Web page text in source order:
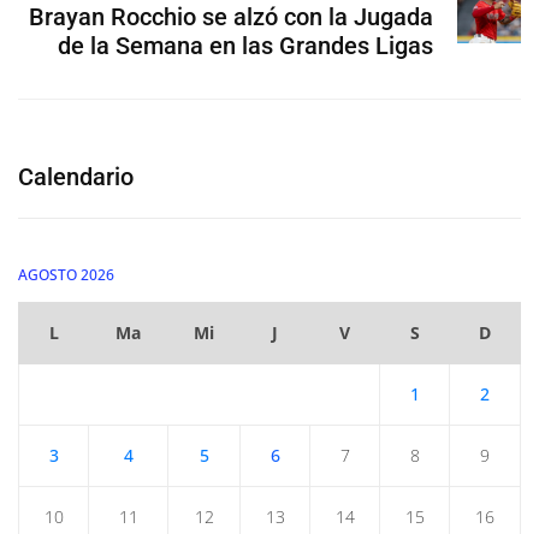
Brayan Rocchio se alzó con la Jugada
de la Semana en las Grandes Ligas
Calendario
AGOSTO 2026
L Ma Mi J V S D
1 2
3 4 5 6 7 8 9
10 11 12 13 14 15 16